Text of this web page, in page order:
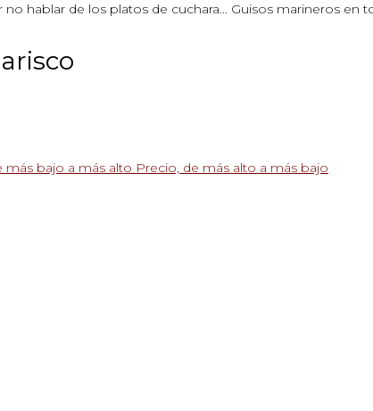
hablar de los platos de cuchara... Guisos marineros en
más bajo a más alto Precio, de más alto a más bajo